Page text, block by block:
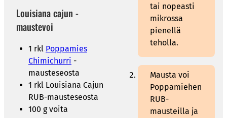
Louisiana cajun -
maustevoi
1 rkl Poppamies
Chimichurri -
mausteseosta
1 rkl Louisiana Cajun
RUB-mausteseosta
100 g voita
tai nopeasti
mikrossa
pienellä
teholla.
Mausta voi
Poppamiehen
RUB-
mausteilla ja